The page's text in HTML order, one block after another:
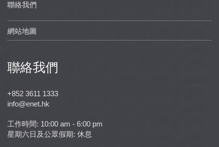
聯絡我們
網站地圖
聯絡我們
+852 3611 1333
info@enet.hk
工作時間: 10:00 am - 6:00 pm
星期六日及公眾假期: 休息